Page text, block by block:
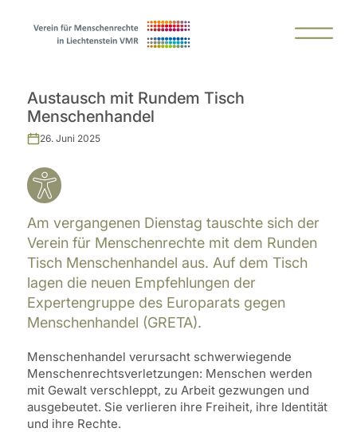
Austausch mit Rundem Tisch
Menschenhandel
26. Juni 2025
Am vergangenen Dienstag tauschte sich der
Verein für Menschenrechte mit dem Runden
Tisch Menschenhandel aus. Auf dem Tisch
lagen die neuen Empfehlungen der
Expertengruppe des Europarats gegen
Menschenhandel (GRETA).
Menschenhandel verursacht schwerwiegende
Menschenrechtsverletzungen: Menschen werden
mit Gewalt verschleppt, zu Arbeit gezwungen und
ausgebeutet. Sie verlieren ihre Freiheit, ihre Identität
und ihre Rechte.